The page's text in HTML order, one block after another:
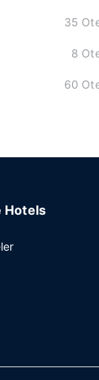
35
8
60
Hotels